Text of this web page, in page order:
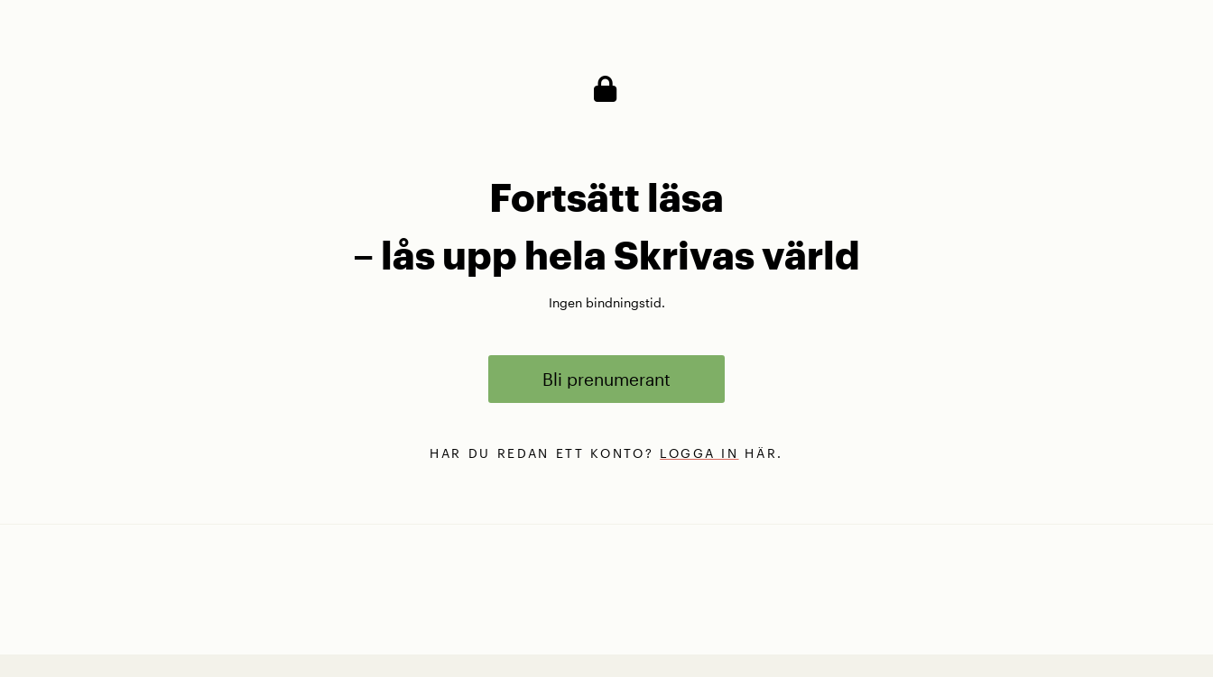
Fortsätt läsa
– lås upp hela Skrivas värld
Ingen bindningstid.
Bli prenumerant
HAR DU REDAN ETT KONTO? LOGGA IN HÄR.